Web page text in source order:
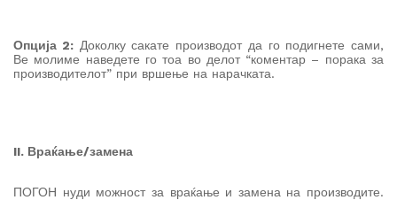
Опција 2:Доколку сакате производот да го подигнете сами,
Ве молиме наведете го тоа во делот “коментар – порака за
производителот” при вршење на нарачката.
II. Враќање/замена
ПОГОН нуди можност за враќање и замена на производите.